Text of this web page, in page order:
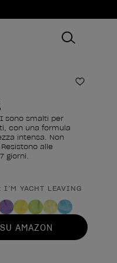
sono smalti per
con una formula
intensa. Non
alle
giorni.
I’M YACHT LEAVING
AMAZON